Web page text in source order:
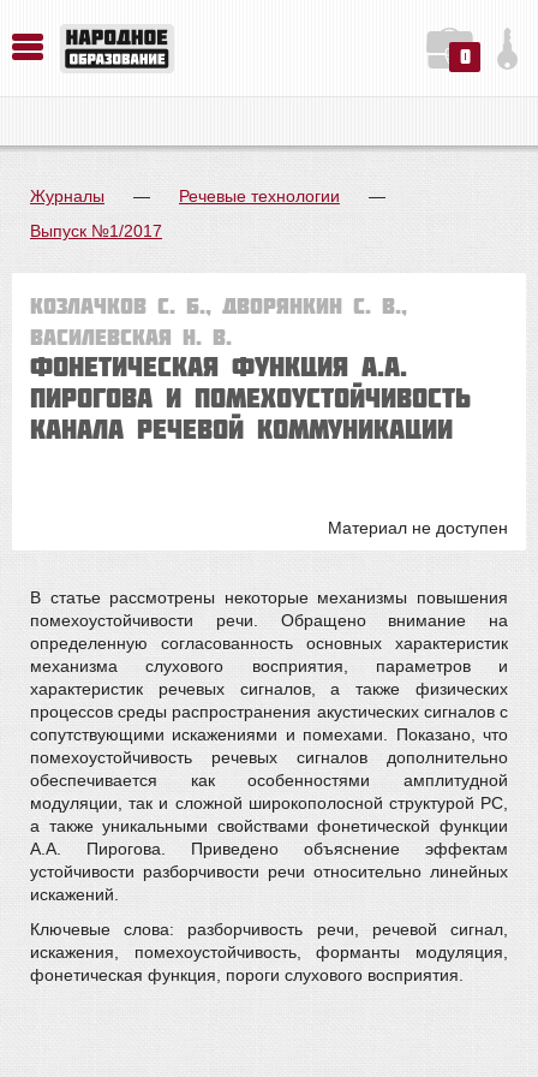
0
Журналы — Речевые технологии
—
Выпуск №1/2017
Козлачков С. Б., Дворянкин С. В.,
Василевская Н. В.
Фонетическая функция А.А.
Пирогова и помехоустойчивость
канала речевой коммуникации
Материал не доступен
В статье рассмотрены некоторые механизмы повышения
помехоустойчивости речи. Обращено внимание на
определенную согласованность основных характеристик
механизма слухового восприятия, параметров и
характеристик речевых сигналов, а также физических
процессов среды распространения акустических сигналов с
сопутствующими искажениями и помехами. Показано, что
помехоустойчивость речевых сигналов дополнительно
обеспечивается как особенностями амплитудной
модуляции, так и сложной широкополосной структурой РС,
а также уникальными свойствами фонетической функции
А.А. Пирогова. Приведено объяснение эффектам
устойчивости разборчивости речи относительно линейных
искажений.
Ключевые слова: разборчивость речи, речевой сигнал,
искажения, помехоустойчивость, форманты модуляция,
фонетическая функция, пороги слухового восприятия.